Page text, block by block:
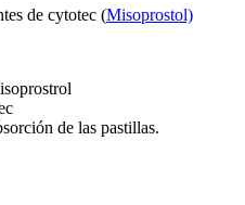
de cytotec (Misoprostol)
de las pastillas.